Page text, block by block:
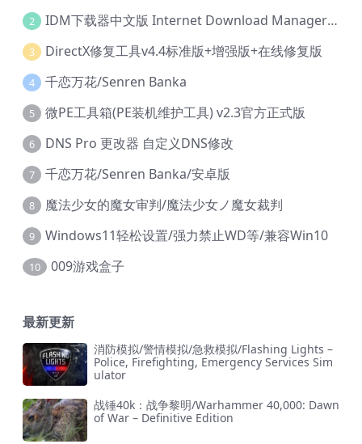
2 IDM下载器中文版 Internet Download Manager v6.42.36 IDM
3 DirectX修复工具v4.4标准版+增强版+在线修复版
4 千恋万花/Senren Banka
5 微PE工具箱(PE装机维护工具) v2.3官方正式版
6 DNS Pro 更改器 自定义DNS修改
7 千恋万花/Senren Banka/安卓版
8 魔法少女的魔女审判/魔法少女ノ魔女裁判
9 Windows11轻松设置/强力禁止WD等/兼容Win10
10 009游戏盒子
最新更新
消防模拟/警情模拟/急救模拟/Flashing Lights –
Police, Firefighting, Emergency Services Sim
ulator
战锤40k：战争黎明/Warhammer 40,000: Dawn
of War – Definitive Edition